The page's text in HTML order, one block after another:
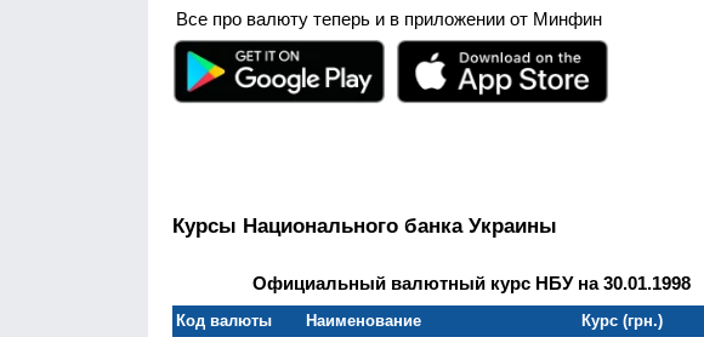
Все про валюту теперь и в приложении от Минфин
Курсы Национального банка Украины
Официальный валютный курс НБУ на 30.01.1998
Код валюты Наименование
Курс (грн.)